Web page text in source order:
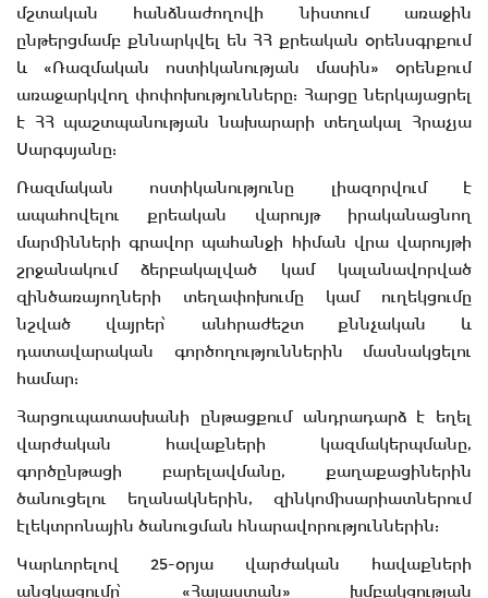
մշտական հանձնաժողովի նիստում առաջին
ընթերցմամբ քննարկվել են ՀՀ քրեական օրենսգրքում
և «Ռազմական ոստիկանության մասին» օրենքում
առաջարկվող փոփոխությունները: Հարցը ներկայացրել
է ՀՀ պաշտպանության նախարարի տեղակալ Հրաչյա
Սարգսյանը:
Ռազմական ոստիկանությունը լիազորվում է
ապահովելու քրեական վարույթ իրականացնող
մարմինների գրավոր պահանջի հիման վրա վարույթի
շրջանակում ձերբակալված կամ կալանավորված
զինծառայողների տեղափոխումը կամ ուղեկցումը
նշված վայրեր՝ անհրաժեշտ քննչական և
դատավարական գործողություններին մասնակցելու
համար:
Հարցուպատասխանի ընթացքում անդրադարձ է եղել
վարժական հավաքների կազմակերպմանը,
գործընթացի բարելավմանը, քաղաքացիներին
ծանուցելու եղանակներին, զինկոմիսարիատներում
էլեկտրոնային ծանուցման հնարավորություններին:
Կարևորելով 25-օրյա վարժական հավաքների
անցկացումը՝ «Հայաստան» խմբակցության